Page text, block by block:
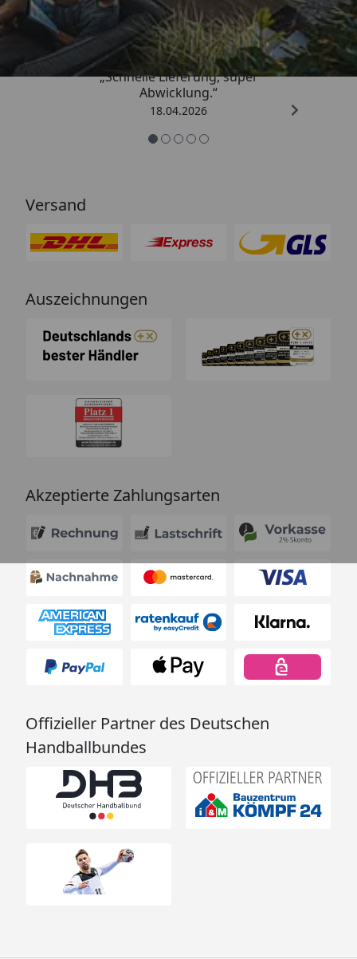
5,00/ 5
„Schnelle Lieferung, super
Abwicklung.“
18.04.2026
Versand
Auszeichnungen
Akzeptierte Zahlungsarten
Offizieller Partner des Deutschen
Handballbundes